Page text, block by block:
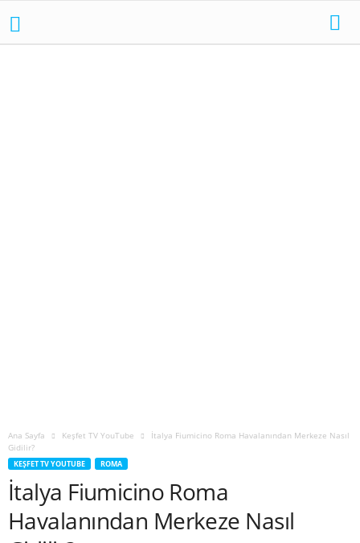
Ana Sayfa Keşfet TV YouTube
İtalya Fiumicino Roma Havalanından Merkeze Nasıl
Gidilir?
KEŞFET TV YOUTUBE ROMA
İtalya Fiumicino Roma
Havalanından Merkeze Nasıl